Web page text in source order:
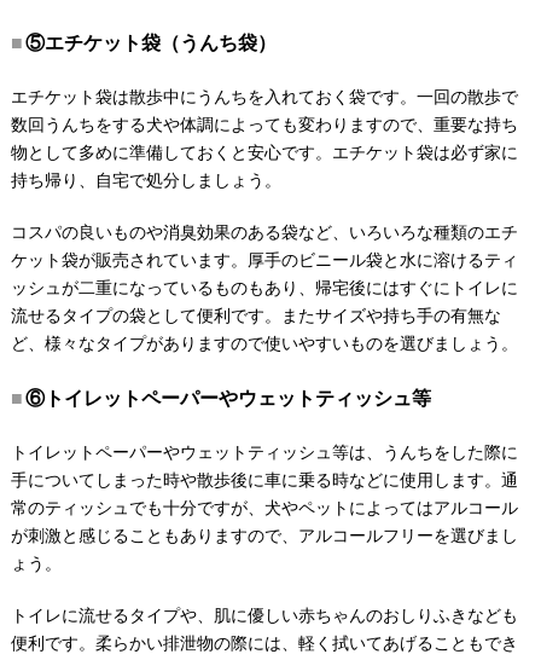
⑤エチケット袋（うんち袋）
エチケット袋は散歩中にうんちを入れておく袋です。一回の散歩で
数回うんちをする犬や体調によっても変わりますので、重要な持ち
物として多めに準備しておくと安心です。エチケット袋は必ず家に
持ち帰り、自宅で処分しましょう。
コスパの良いものや消臭効果のある袋など、いろいろな種類のエチ
ケット袋が販売されています。厚手のビニール袋と水に溶けるティ
ッシュが二重になっているものもあり、帰宅後にはすぐにトイレに
流せるタイプの袋として便利です。またサイズや持ち手の有無な
ど、様々なタイプがありますので使いやすいものを選びましょう。
⑥トイレットペーパーやウェットティッシュ等
トイレットペーパーやウェットティッシュ等は、うんちをした際に
手についてしまった時や散歩後に車に乗る時などに使用します。通
常のティッシュでも十分ですが、犬やペットによってはアルコール
が刺激と感じることもありますので、アルコールフリーを選びまし
ょう。
トイレに流せるタイプや、肌に優しい赤ちゃんのおしりふきなども
便利です。柔らかい排泄物の際には、軽く拭いてあげることもでき